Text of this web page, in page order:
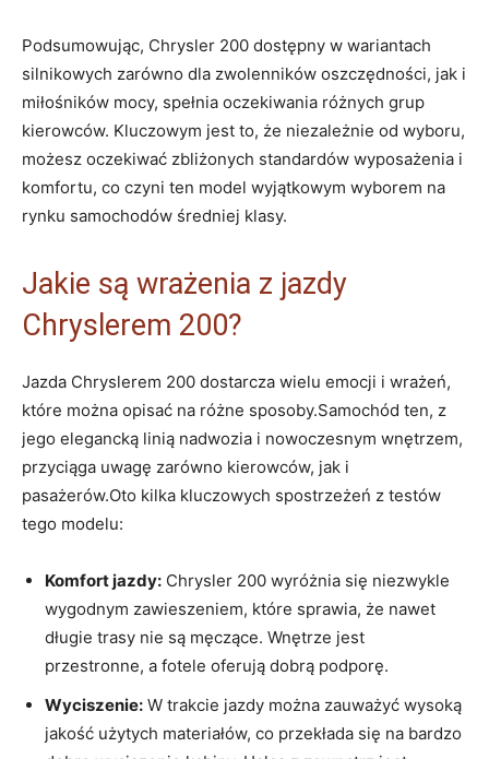
Podsumowując, Chrysler 200 dostępny w wariantach
silnikowych zarówno dla zwolenników oszczędności, jak i
miłośników mocy, spełnia oczekiwania różnych grup
kierowców. Kluczowym jest to, że niezależnie od wyboru,
możesz oczekiwać zbliżonych standardów wyposażenia i
komfortu, co czyni ten model wyjątkowym wyborem na
rynku samochodów średniej klasy.
Jakie są wrażenia z jazdy
Chryslerem 200?
Jazda Chryslerem 200 dostarcza wielu emocji i wrażeń,
które można opisać na różne sposoby.Samochód ten, z
jego elegancką linią nadwozia i nowoczesnym wnętrzem,
przyciąga uwagę zarówno kierowców, jak i
pasażerów.Oto kilka kluczowych spostrzeżeń z testów
tego modelu:
Komfort jazdy: Chrysler 200 wyróżnia się niezwykle
wygodnym zawieszeniem, które sprawia, że nawet
długie trasy nie są męczące. Wnętrze jest
przestronne, a fotele oferują dobrą podporę.
Wyciszenie: W trakcie jazdy można zauważyć wysoką
jakość użytych materiałów, co przekłada się na bardzo